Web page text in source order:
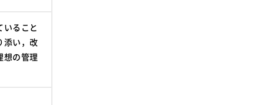
ること
添い，改
想の管理